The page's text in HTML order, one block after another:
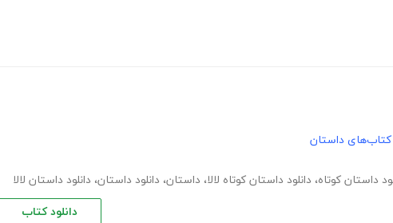
کتاب‌های داستان
داستان کوتاه، دانلود داستان کوتاه لالا، داستان، دانلود داستان، دانلود داستان لالا
دانلود کتاب